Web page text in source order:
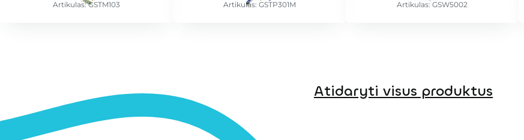
Artikulas: GSTM103 Artikulas: GSTP301M Artikulas: GSW5002
Atidaryti visus produktus